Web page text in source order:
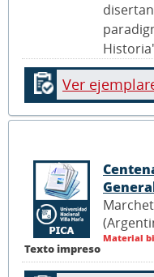
Ver
Texto impreso
Material